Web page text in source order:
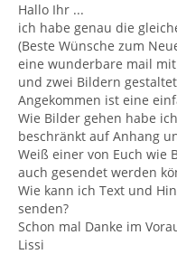
Hallo Ihr ...
ich habe genau die
(Beste Wünsche zum
eine wunderbare mail
und zwei Bildern
Angekommen ist eine
Wie Bilder gehen habe
beschränkt auf Anhang
Weiß einer von Euch wie
auch gesendet werden
Wie kann ich Text und
senden?
Schon mal Danke im
Lissi